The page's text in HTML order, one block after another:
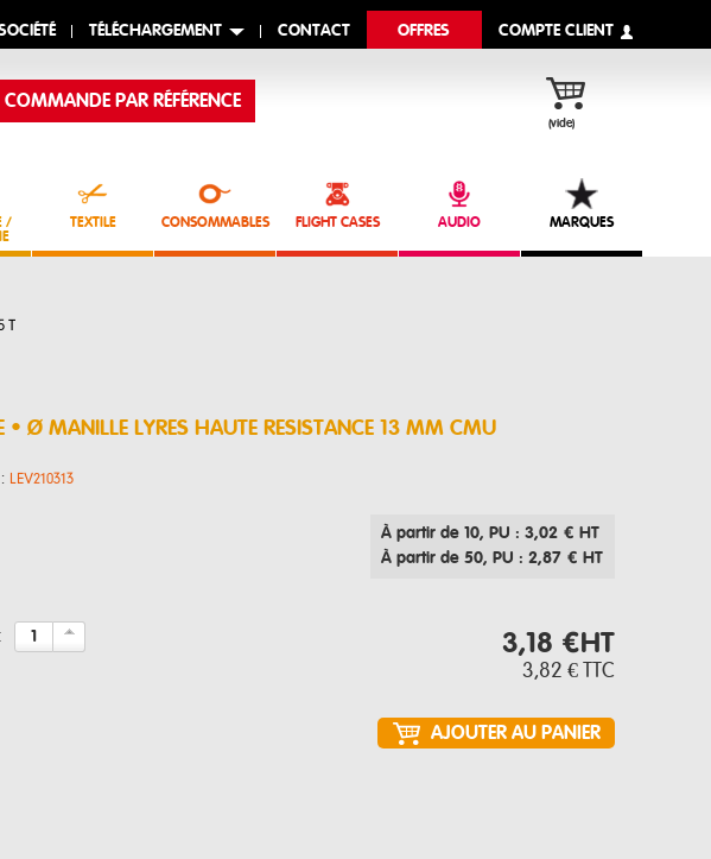
TÉLÉCHARGEMENT CONTACT OFFRES COMPTE CLIENT
(vide)
COMMANDE PAR RÉFÉRENCE
/
TEXTILE CONSOMMABLES FLIGHT CASES AUDIO MARQUES
T
• Ø MANILLE LYRES HAUTE RESISTANCE 13 MM CMU
LEV210313
À partir de 10, PU : 3,02 € HT
À partir de 50, PU : 2,87 € HT
3,18 €HT
3,82 € TTC